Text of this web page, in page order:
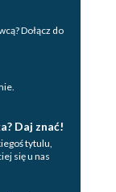
Dołącz do
Daj znać!
tytulu,
się u nas